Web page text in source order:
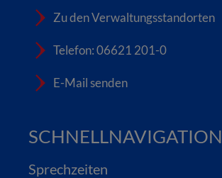
Zu den Verwaltungsstandorten
Telefon: 06621 201-0
E-Mail senden
SCHNELLNAVIGATION
Sprechzeiten